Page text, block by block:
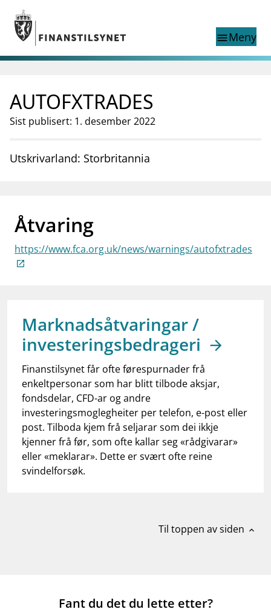
Gå til hovedinnhold
Gå til søkesiden
menuMeny
nettstedet
English
English
English home page
Tilsyn
Finanstilsynets registre
businessOm Finanstilsynet
mail_outlineKontakt oss
notifications_noneAbonner på nyhetsvarsel
AUTOFXTRADES
Sist publisert: 1. desember 2022
Utskrivarland: Storbritannia
Åtvaring
https://www.fca.org.uk/news/warnings/autofxtrades
Marknadsåtvaringar /
investeringsbedrageri
Finanstilsynet får ofte førespurnader frå
enkeltpersonar som har blitt tilbode aksjar,
fondsdelar, CFD-ar og andre
investeringsmoglegheiter per telefon, e-post eller
post. Tilboda kjem frå seljarar som dei ikkje
kjenner frå før, som ofte kallar seg «rådgivarar»
eller «meklarar». Dette er svært ofte reine
svindelforsøk.
Til toppen av siden expand_less
Fant du det du lette etter?